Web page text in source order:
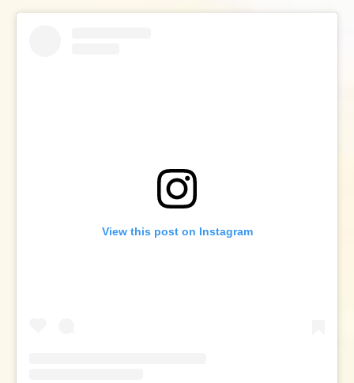
View this post on Instagram